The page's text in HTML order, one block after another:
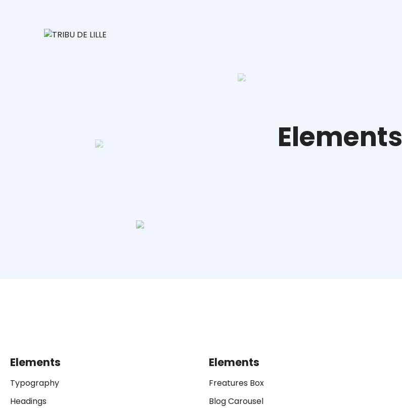
Elements
Elements
Typography
Headings
Elements
Freatures Box
Blog Carousel